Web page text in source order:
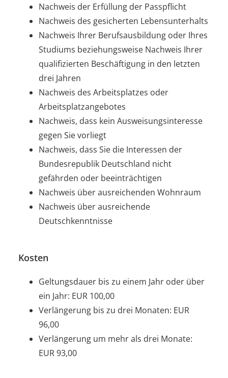
Nachweis der Erfüllung der Passpflicht
Nachweis des gesicherten Lebensunterhalts
Nachweis Ihrer Berufsausbildung oder Ihres
Studiums beziehungsweise Nachweis Ihrer
qualifizierten Beschäftigung in den letzten
drei Jahren
Nachweis des Arbeitsplatzes oder
Arbeitsplatzangebotes
Nachweis, dass kein Ausweisungsinteresse
gegen Sie vorliegt
Nachweis, dass Sie die Interessen der
Bundesrepublik Deutschland nicht
gefährden oder beeinträchtigen
Nachweis über ausreichenden Wohnraum
Nachweis über ausreichende
Deutschkenntnisse
Kosten
Geltungsdauer bis zu einem Jahr oder über
ein Jahr: EUR 100,00
Verlängerung bis zu drei Monaten: EUR
96,00
Verlängerung um mehr als drei Monate:
EUR 93,00